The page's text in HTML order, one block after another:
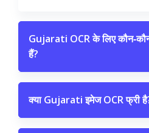
Gujarati OCR के लिए
हैं?
क्या Gujarati इमेज OCR फ्री